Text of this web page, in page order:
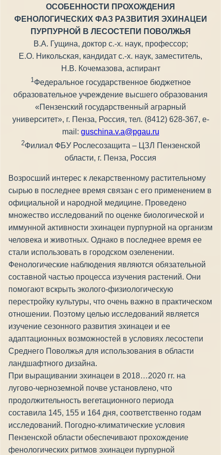
ОСОБЕННОСТИ ПРОХОЖДЕНИЯ
ФЕНОЛОГИЧЕСКИХ ФАЗ РАЗВИТИЯ ЭХИНАЦЕИ
ПУРПУРНОЙ В ЛЕСОСТЕПИ ПОВОЛЖЬЯ
В.А. Гущина, доктор с.-х. наук, профессор;
Е.О. Никольская, кандидат с.-х. наук, заместитель,
Н.В. Кочемазова, аспирант
1Федеральное государственное бюджетное
образовательное учреждение высшего образования
«Пензенский государственный аграрный
университет», г. Пенза, Россия, тел. (8412) 628-367, e-
mail: guschina.v.a@pgau.ru
2Филиал ФБУ Рослесозащита – ЦЗЛ Пензенской
области, г. Пенза, Россия
Возросший интерес к лекарственному растительному
сырью в последнее время связан с его применением в
официальной и народной медицине. Проведено
множество исследований по оценке биологической и
иммунной активности эхинацеи пурпурной на организм
человека и животных. Однако в последнее время ее
стали использовать в городском озеленении.
Фенологические наблюдения являются обязательной
составной частью процесса изучения растений. Они
помогают вскрыть эколого-физиологическую
перестройку культуры, что очень важно в практическом
отношении. Поэтому целью исследований является
изучение сезонного развития эхинацеи и ее
адаптационных возможностей в условиях лесостепи
Среднего Поволжья для использования в области
ландшафтного дизайна.
При выращивании эхинацеи в 2018…2020 гг. на
лугово-черноземной почве установлено, что
продолжительность вегетационного периода
составила 145, 155 и 164 дня, соответственно годам
исследований. Погодно-климатические условия
Пензенской области обеспечивают прохождение
фенологических ритмов эхинацеи пурпурной